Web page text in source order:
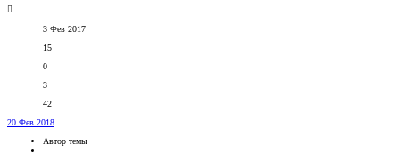
3 Фев 2017
15
0
3
42
20 Фев 2018
Автор темы